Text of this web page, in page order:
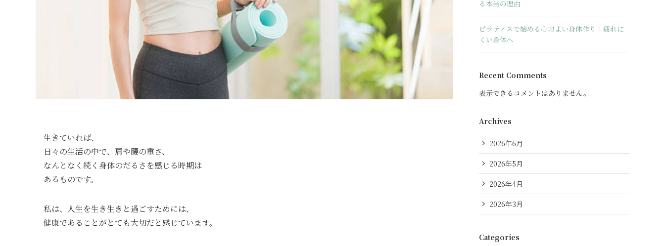
生きていれば、
日々の生活の中で、肩や腰の重さ、
なんとなく続く身体のだるさを感じる時期は
あるものです。
私は、人生を生き生きと過ごすためには、
健康であることがとても大切だと感じています。
る本当の理由
ピラティスで始める心地よい身体作り｜疲れに
くい身体へ
Recent Comments
表示できるコメントはありません。
Archives
2026年6月
2026年5月
2026年4月
2026年3月
Categories